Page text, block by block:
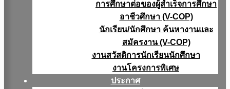
การศึกษาต่อของผู้สำเร็จการศึกษา
อาชีวศึกษา (V-COP)
นักเรียน/นักศึกษา ค้นหางานและ
สมัครงาน (V-COP)
งานสวัสดิการนักเรียนนักศึกษา
งานโครงการพิเศษ
ประกาศ